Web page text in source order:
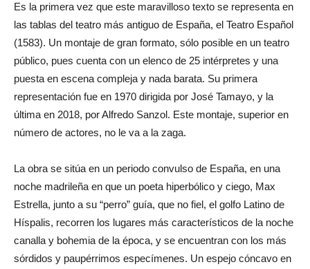
Es la primera vez que este maravilloso texto se representa en
las tablas del teatro más antiguo de España, el Teatro Español
(1583). Un montaje de gran formato, sólo posible en un teatro
público, pues cuenta con un elenco de 25 intérpretes y una
puesta en escena compleja y nada barata. Su primera
representación fue en 1970 dirigida por José Tamayo, y la
última en 2018, por Alfredo Sanzol. Este montaje, superior en
número de actores, no le va a la zaga.
La obra se sitúa en un periodo convulso de España, en una
noche madrileña en que un poeta hiperbólico y ciego, Max
Estrella, junto a su “perro” guía, que no fiel, el golfo Latino de
Híspalis, recorren los lugares más característicos de la noche
canalla y bohemia de la época, y se encuentran con los más
sórdidos y paupérrimos especímenes. Un espejo cóncavo en